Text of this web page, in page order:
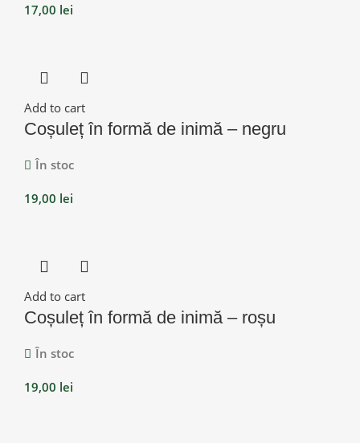
17,00 lei
Add to cart
Coșuleț în formă de inimă – negru
În stoc
19,00 lei
Add to cart
Coșuleț în formă de inimă – roșu
În stoc
19,00 lei